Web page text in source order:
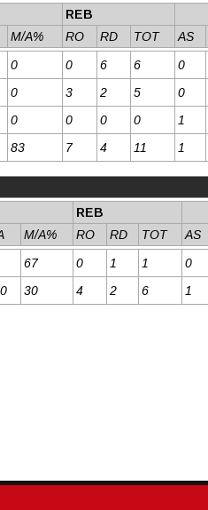
REB
M/A% RO RD TOT AS
0 0 6 6 0
0 3 2 5 0
0 0 0 0 1
83 7 4 11 1
REB
M/A% RO RD TOT AS
67 0 1 1 0
30 4 2 6 1